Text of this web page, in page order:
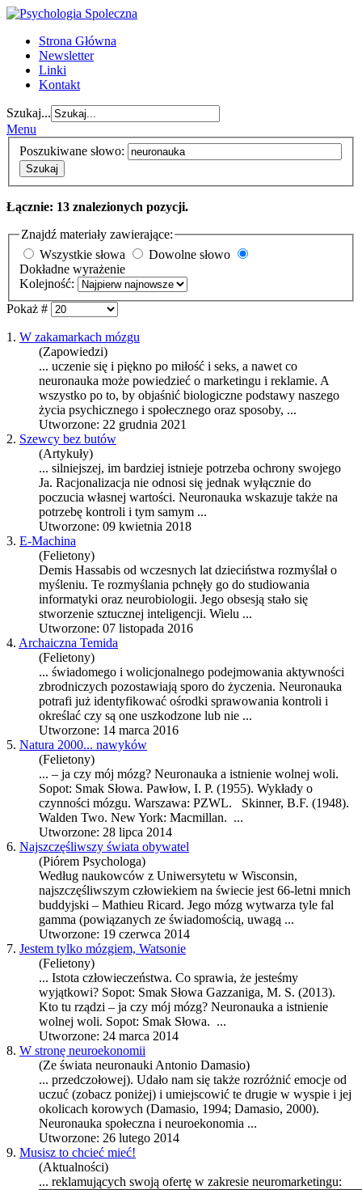
Strona Główna
Newsletter
Linki
Kontakt
Szukaj...
Menu
Poszukiwane słowo:
Szukaj
Łącznie: 13 znalezionych pozycji.
Znajdź materiały zawierające:
Wszystkie słowa
Dowolne słowo
Dokładne wyrażenie
Kolejność:
Pokaż #
1. W zakamarkach mózgu
(Zapowiedzi)
... uczenie się i piękno po miłość i seks, a nawet co
neuronauka może powiedzieć o marketingu i reklamie. A
wszystko po to, by objaśnić biologiczne podstawy naszego
życia psychicznego i społecznego oraz sposoby, ...
Utworzone: 22 grudnia 2021
2. Szewcy bez butów
(Artykuły)
... silniejszej, im bardziej istnieje potrzeba ochrony swojego
Ja. Racjonalizacja nie odnosi się jednak wyłącznie do
poczucia własnej wartości. Neuronauka wskazuje także na
potrzebę kontroli i tym samym ...
Utworzone: 09 kwietnia 2018
3. E-Machina
(Felietony)
Demis Hassabis od wczesnych lat dzieciństwa rozmyślał o
myśleniu. Te rozmyślania pchnęły go do studiowania
informatyki oraz neurobiologii. Jego obsesją stało się
stworzenie sztucznej inteligencji. Wielu ...
Utworzone: 07 listopada 2016
4. Archaiczna Temida
(Felietony)
... świadomego i wolicjonalnego podejmowania aktywności
zbrodniczych pozostawiają sporo do życzenia. Neuronauka
potrafi już identyfikować ośrodki sprawowania kontroli i
określać czy są one uszkodzone lub nie ...
Utworzone: 14 marca 2016
5. Natura 2000... nawyków
(Felietony)
... – ja czy mój mózg? Neuronauka a istnienie wolnej woli.
Sopot: Smak Słowa. Pawłow, I. P. (1955). Wykłady o
czynności mózgu. Warszawa: PZWL. Skinner, B.F. (1948).
Walden Two. New York: Macmillan. ...
Utworzone: 28 lipca 2014
6. Najszczęśliwszy świata obywatel
(Piórem Psychologa)
Według naukowców z Uniwersytetu w Wisconsin,
najszczęśliwszym człowiekiem na świecie jest 66-letni mnich
buddyjski – Mathieu Ricard. Jego mózg wytwarza tyle fal
gamma (powiązanych ze świadomością, uwagą ...
Utworzone: 19 czerwca 2014
7. Jestem tylko mózgiem, Watsonie
(Felietony)
... Istota człowieczeństwa. Co sprawia, że jesteśmy
wyjątkowi? Sopot: Smak Słowa Gazzaniga, M. S. (2013).
Kto tu rządzi – ja czy mój mózg? Neuronauka a istnienie
wolnej woli. Sopot: Smak Słowa. ...
Utworzone: 24 marca 2014
8. W stronę neuroekonomii
(Ze świata neuronauki Antonio Damasio)
... przedczołowej). Udało nam się także rozróżnić emocje od
uczuć (zobacz poniżej) i umiejscowić te drugie w wyspie i jej
okolicach korowych (Damasio, 1994; Damasio, 2000).
Neuronauka społeczna i neuroekonomia ...
Utworzone: 26 lutego 2014
9. Musisz to chcieć mieć!
(Aktualności)
... reklamujących swoją ofertę w zakresie neuromarketingu: